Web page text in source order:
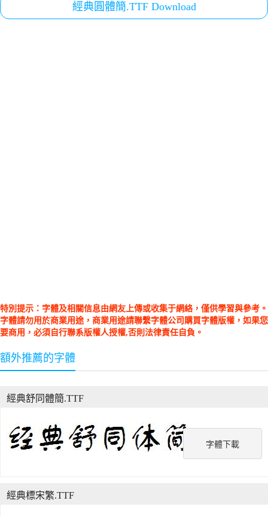
經典圓體簡.TTF Download
特別提示：字體及相關信息由網友上傳或收集于網絡，僅供學習與參考。
字體請勿用於商業用途，商業用途請聯繫字體公司購買字體版權，如果您
要商用，必須自行聯系版權人授權,否則法律責任自負。
額外推薦的字體
字體下載
經典舒同體簡.TTF
經典標宋繁.TTF